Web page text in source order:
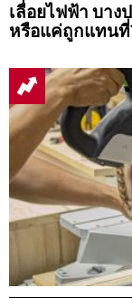
เลื่อยไฟฟ้า บาง
หรือแค่ถูกแทนที่